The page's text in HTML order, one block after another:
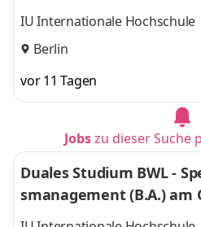
IU Internationale Hochschule
Berlin
vor 11 Tagen
Jobszu dieser Suche
Duales Studium BWL -
smanagement (B.A.) am
l